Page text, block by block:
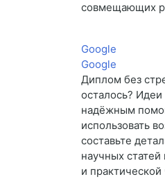
совмещающих
Google
Google
Диплом без
осталось?
надёжным
использовать
составьте
научных
и